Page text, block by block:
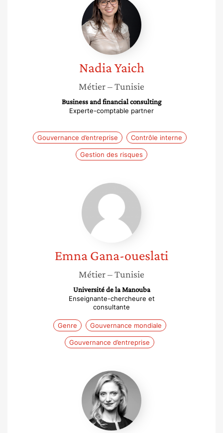
Yaich
NadiaYaich
Métier– Tunisie
Business and financial consulting
Experte-comptable partner
Gouvernance d’entreprise Contrôle interne
Gestion des risques
Emna
Gana-
oueslati
EmnaGana-oueslati
Métier– Tunisie
Université de la Manouba
Enseignante-chercheure et
consultante
Genre Gouvernance mondiale
Gouvernance d’entreprise
Marie
Pouget